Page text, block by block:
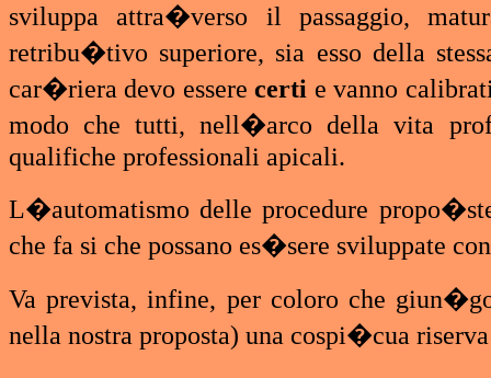
sviluppa attra�verso il passaggio,
retribu�tivo superiore, sia esso della
car�riera devo esserecerti e vanno
modo che tutti, nell�arco della vita
qualifiche professionali apicali.
L�automatismo delle procedure
che fa si che possano es�sere sviluppate
Va prevista, infine, per coloro che
nella nostra proposta) una cospi�cua